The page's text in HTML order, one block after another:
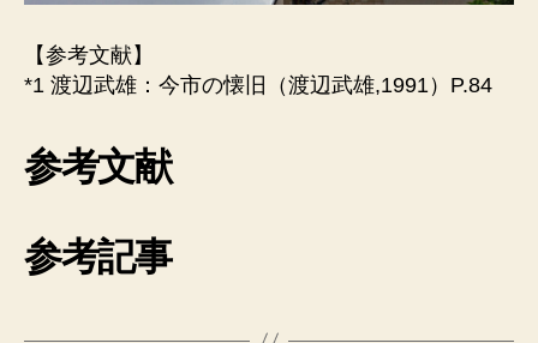
【参考文献】
*1 渡辺武雄：今市の懐旧（渡辺武雄,1991）P.84
参考文献
参考記事